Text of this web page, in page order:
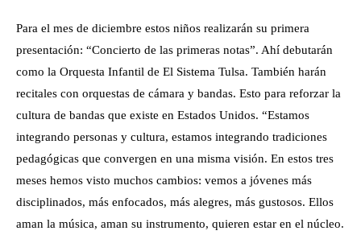
Para el mes de diciembre estos niños realizarán su primera
presentación: “Concierto de las primeras notas”. Ahí debutarán
como la Orquesta Infantil de El Sistema Tulsa. También harán
recitales con orquestas de cámara y bandas. Esto para reforzar la
cultura de bandas que existe en Estados Unidos. “Estamos
integrando personas y cultura, estamos integrando tradiciones
pedagógicas que convergen en una misma visión. En estos tres
meses hemos visto muchos cambios: vemos a jóvenes más
disciplinados, más enfocados, más alegres, más gustosos. Ellos
aman la música, aman su instrumento, quieren estar en el núcleo.